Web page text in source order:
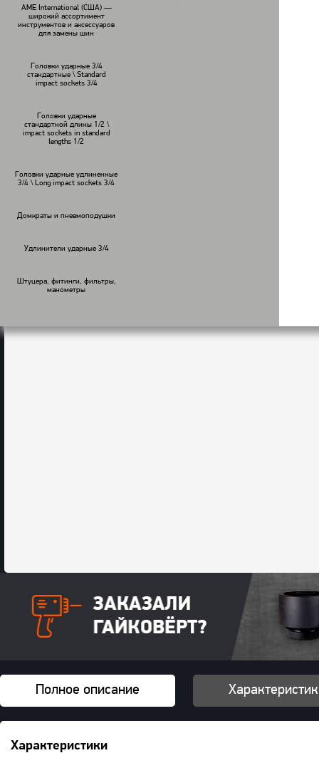
AME International (США) —
широкий ассортимент
инструментов и аксессуаров
для замены шин
Головки ударные 3/4
стандартные \ Standard
impact sockets 3/4
Головки ударные
стандартной длины 1/2 \
impact sockets in standard
lengths 1/2
Головки ударные удлиненные
3/4 \ Long impact sockets 3/4
Домкраты и пневмоподушки
Удлинители ударные 3/4
Штуцера, фитинги, фильтры,
манометры
В наличии
Полное описание
Характеристики